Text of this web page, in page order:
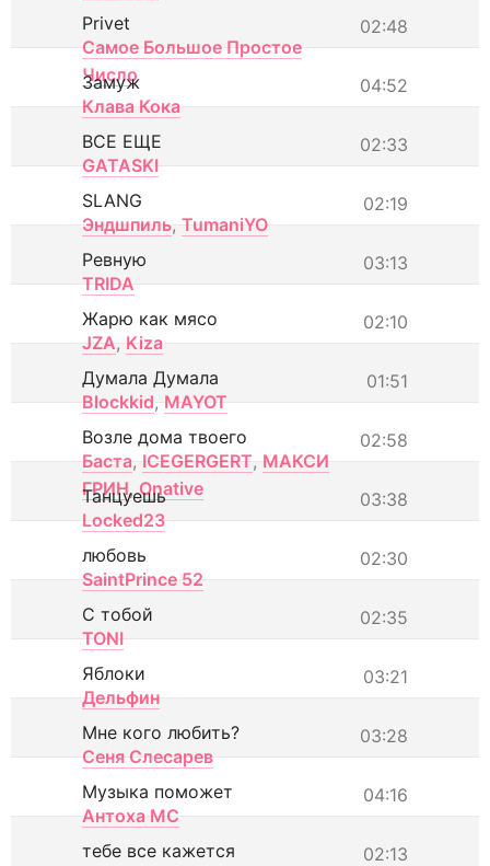
02:48
Privet
Самое Большое Простое
Число
04:52
Замуж
Клава Кока
02:33
ВСЕ ЕЩЕ
GATASKI
02:19
SLANG
Эндшпиль, TumaniYO
03:13
Ревную
TRIDA
02:10
Жарю как мясо
JZA, Kiza
01:51
Думала Думала
Blockkid, MAYOT
02:58
Возле дома твоего
Баста, ICEGERGERT, МАКСИ
ГРИН, Onative 03:38
Танцуешь
Locked23
02:30
любовь
SaintPrince 52
02:35
С тобой
TONI
03:21
Яблоки
Дельфин
03:28
Мне кого любить?
Сеня Слесарев
04:16
Музыка поможет
Антоха МС
02:13
тебе все кажется